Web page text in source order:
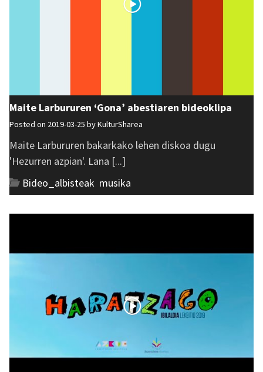
Maite Larbururen ‘Gona’ abestiaren bideoklipa
Posted on 2019-03-25 byKulturSharea
Maite Larbururen bakarkako lehen diskoa dugu
'Hezurren azpian'. Lana [...]
Bideo_albisteak musika